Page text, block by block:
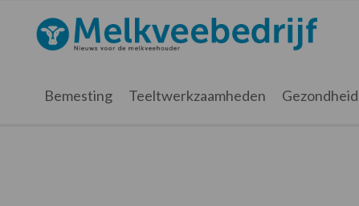
hoofdnavigatie
hoofd
eerste
voettekst
Melkveebedrijf.nl
Bemesting Teeltwerkzaamheden Gezondheid